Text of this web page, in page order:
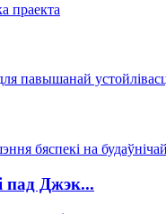
пад Джэк...